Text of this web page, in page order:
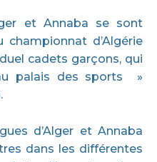
et Annaba se sont
d’Algérie
cadets garçons, qui
palais des sports »
d’Alger et Annaba
dans les différentes